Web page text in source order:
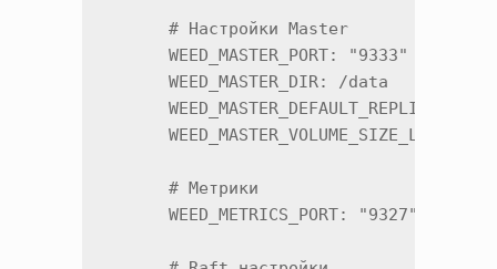
      # Настройки Master
      WEED_MASTER_PORT: "9333"
      WEED_MASTER_DIR: /data
WEED_MASTER_DEFAULT_REPLICATION:
      # Метрики
      WEED_METRICS_PORT: "9327"